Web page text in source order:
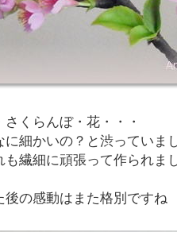
くらんぼ・花・・・
に細かいの？と渋ってい
も繊細に頑張って作られま
後の感動はまた格別ですね